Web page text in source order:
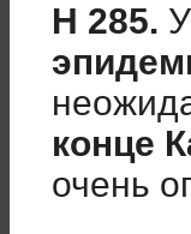
Н 285.
конце
очень